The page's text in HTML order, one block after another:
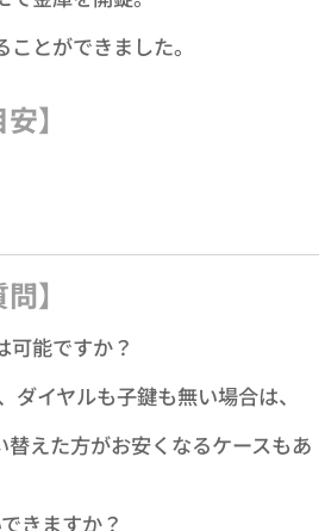
とができました。
】
】
可能ですか？
イヤルも子鍵も無い場合は、
えた方がお安くなるケースもあ
きますか？